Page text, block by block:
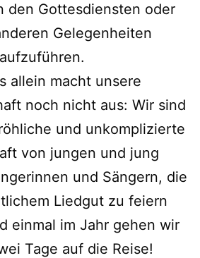
den Gottesdiensten oder
Gelegenheiten
aufzuführen.
allein macht unsere
noch nicht aus: Wir sind
und unkomplizierte
von jungen und jung
und Sängern, die
Liedgut zu feiern
einmal im Jahr gehen wir
Tage auf die Reise!